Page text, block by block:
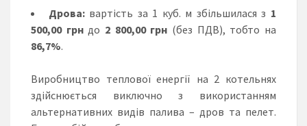
Дрова:вартість за 1 куб. м збільшилася з 1
500,00 грндо 2 800,00 грн (без ПДВ), тобто на
86,7%.
Виробництво теплової енергії на 2 котельнях
здійснюється виключно з використанням
альтернативних видів палива – дров та пелет.